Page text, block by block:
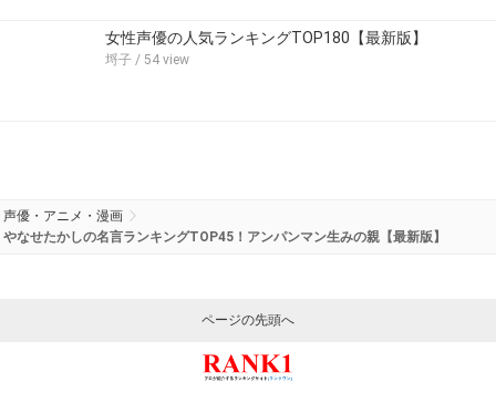
女性声優の人気ランキングTOP180【最新版】
埒子 / 54 view
声優・アニメ・漫画
やなせたかしの名言ランキングTOP45！アンパンマン生みの親【最新版】
ページの先頭へ